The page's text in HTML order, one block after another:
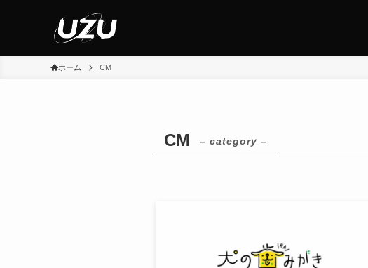
ホーム CM
CM – category –